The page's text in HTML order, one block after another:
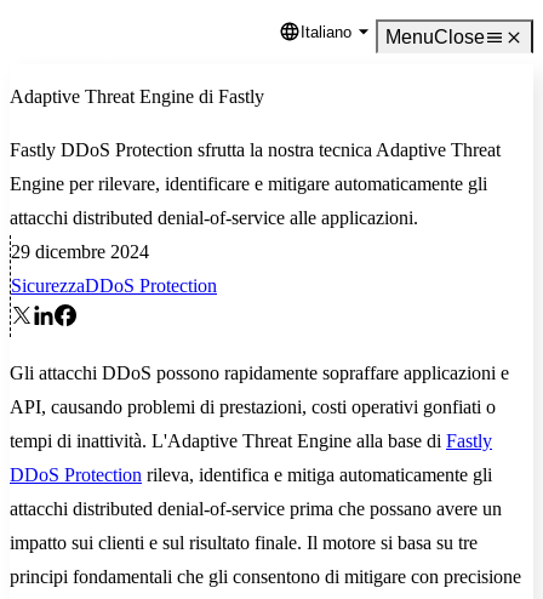
Language
Italiano MenuClose
Adaptive Threat Engine di Fastly
Fastly DDoS Protection sfrutta la nostra tecnica Adaptive Threat
Engine per rilevare, identificare e mitigare automaticamente gli
attacchi distributed denial-of-service alle applicazioni.
29 dicembre 2024
SicurezzaDDoS Protection
Gli attacchi DDoS possono rapidamente sopraffare applicazioni e
API, causando problemi di prestazioni, costi operativi gonfiati o
tempi di inattività. L'Adaptive Threat Engine alla base di Fastly
DDoS Protection rileva, identifica e mitiga automaticamente gli
attacchi distributed denial-of-service prima che possano avere un
impatto sui clienti e sul risultato finale. Il motore si basa su tre
principi fondamentali che gli consentono di mitigare con precisione